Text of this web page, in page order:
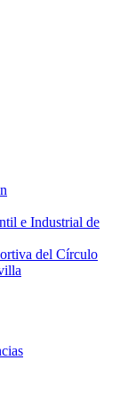
e Industrial de
del Círculo